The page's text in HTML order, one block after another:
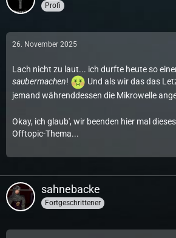
Profi
26. November 2025
Lach nicht zu laut... ich durfte heute so
saubermachen!
Und als wir das das
jemand währenddessen die Mikrowelle
Okay, ich glaub', wir beenden hier mal
Offtopic-Thema...
sahnebacke
Fortgeschrittener